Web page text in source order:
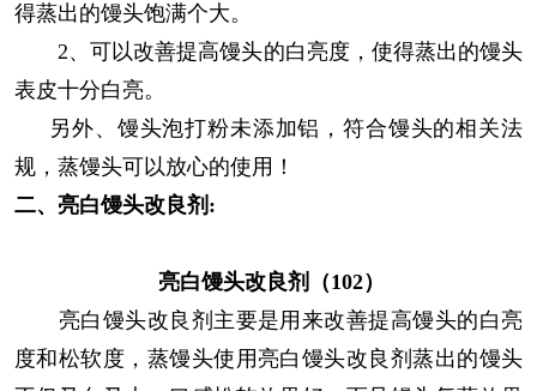
得蒸出的馒头饱满个大。
2、可以改善提高馒头的白亮度，使得蒸出的馒头
表皮十分白亮。
另外、馒头泡打粉未添加铝，符合馒头的相关法
规，蒸馒头可以放心的使用！
二、亮白馒头改良剂:
亮白馒头改良剂（102）
亮白馒头改良剂主要是用来改善提高馒头的白亮
度和松软度，蒸馒头使用亮白馒头改良剂蒸出的馒头